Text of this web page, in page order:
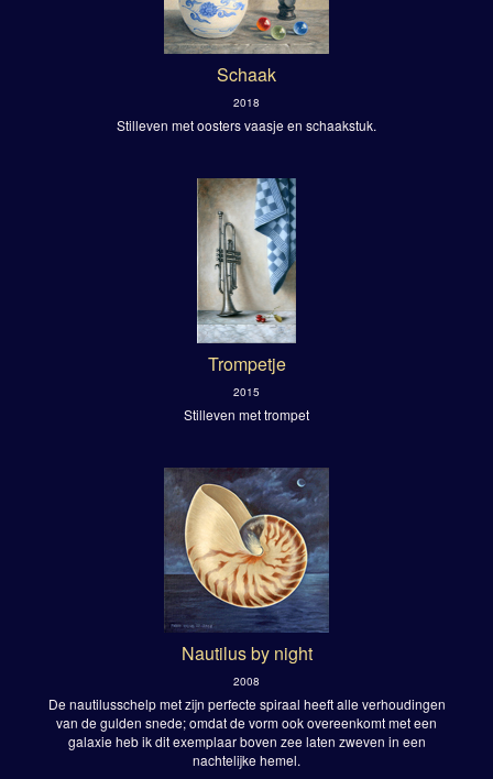
Schaak
2018
Stilleven met oosters vaasje en schaakstuk.
Trompetje
2015
Stilleven met trompet
Nautilus by night
2008
De nautilusschelp met zijn perfecte spiraal heeft alle verhoudingen
van de gulden snede; omdat de vorm ook overeenkomt met een
galaxie heb ik dit exemplaar boven zee laten zweven in een
nachtelijke hemel.